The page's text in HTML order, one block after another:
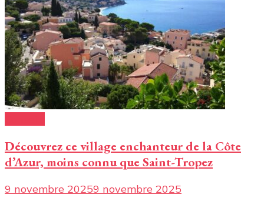
Découvrez ce village enchanteur de la Côte
d’Azur, moins connu que Saint-Tropez
9 novembre 20259 novembre 2025